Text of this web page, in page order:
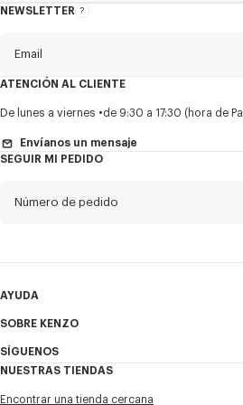
NEWSLETTER
Acerca
Email
TítuloObligatorio
Nombre*
Deseo recibir comunicaciones sobre los
ATENCIÓN AL CLIENTE
De lunes a viernes de 9:30 a 17:30 (hora de
Envíanos un mensaje
SEGUIR MI PEDIDO
Número de pedido
AYUDA
Mi Cuenta
Guía de tallas
Preguntas frecuentes
SOBRE KENZO
Condiciones de venta
SÍGUENOS
NUESTRAS TIENDAS
Encontrar una tienda cercana